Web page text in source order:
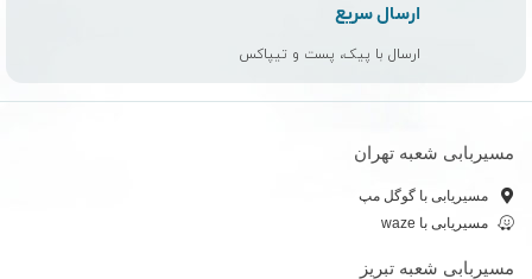
ارسال سریع
ارسال با پیک، پست و تیپاکس
مسیربابی شعبه تهران
مسیریابی با گوگل مپ
مسیریابی با waze
مسیربابی شعبه تبریز